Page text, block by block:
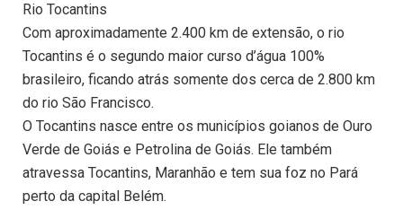
Rio Tocantins
Com aproximadamente 2.400 km de extensão, o rio
Tocantins é o segundo maior curso d’água 100%
brasileiro, ficando atrás somente dos cerca de 2.800 km
do rio São Francisco.
O Tocantins nasce entre os municípios goianos de Ouro
Verde de Goiás e Petrolina de Goiás. Ele também
atravessa Tocantins, Maranhão e tem sua foz no Pará
perto da capital Belém.